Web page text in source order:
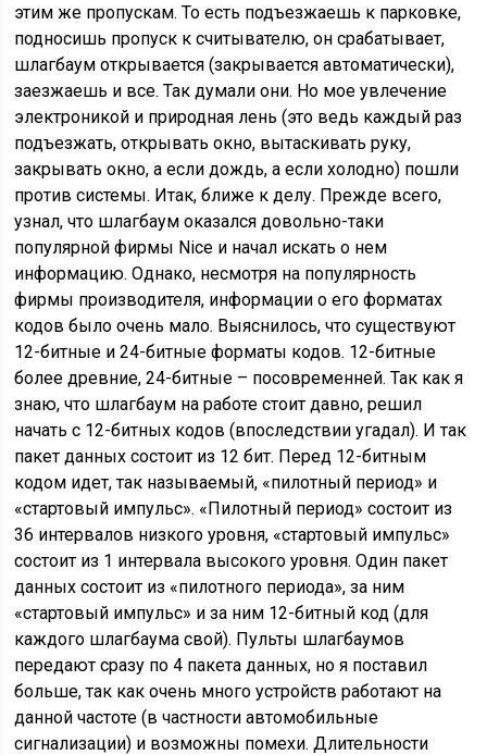
этим же пропускам. То есть подъезжаешь к парковке,
подносишь пропуск к считывателю, он срабатывает,
шлагбаум открывается (закрывается автоматически),
заезжаешь и все. Так думали они. Но мое увлечение
электроникой и природная лень (это ведь каждый раз
подъезжать, открывать окно, вытаскивать руку,
закрывать окно, а если дождь, а если холодно) пошли
против системы. Итак, ближе к делу. Прежде всего,
узнал, что шлагбаум оказался довольно-таки
популярной фирмы Nice и начал искать о нем
информацию. Однако, несмотря на популярность
фирмы производителя, информации о его форматах
кодов было очень мало. Выяснилось, что существуют
12-битные и 24-битные форматы кодов. 12-битные
более древние, 24-битные – посовременней. Так как я
знаю, что шлагбаум на работе стоит давно, решил
начать с 12-битных кодов (впоследствии угадал). И так
пакет данных состоит из 12 бит. Перед 12-битным
кодом идет, так называемый, «пилотный период» и
«стартовый импульс». «Пилотный период» состоит из
36 интервалов низкого уровня, «стартовый импульс»
состоит из 1 интервала высокого уровня. Один пакет
данных состоит из «пилотного периода», за ним
«стартовый импульс» и за ним 12-битный код (для
каждого шлагбаума свой). Пульты шлагбаумов
передают сразу по 4 пакета данных, но я поставил
больше, так как очень много устройств работают на
данной частоте (в частности автомобильные
сигнализации) и возможны помехи. Длительности